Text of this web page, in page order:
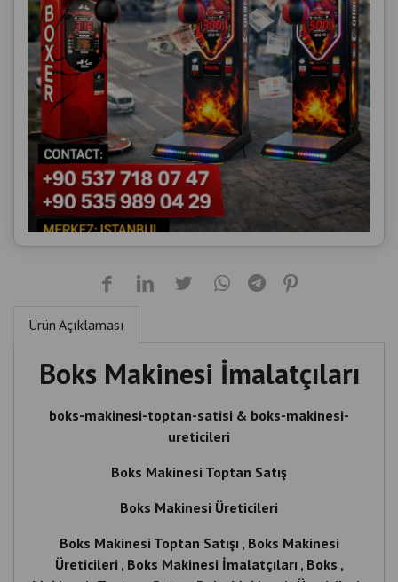
Ürün Açıklaması
Boks Makinesi İmalatçıları
boks-makinesi-toptan-satisi & boks-makinesi-
ureticileri
Boks Makinesi Üreticileri
Boks Makinesi Toptan Satışı , Boks Makinesi
Üreticileri , Boks Makinesi İmalatçıları , Boks ,
Makinesi , Toptan , Satışı , Boks Makinesi , Üreticileri ,